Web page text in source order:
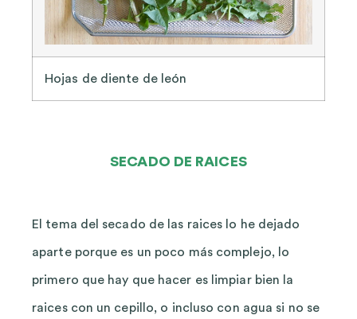
Hojas de diente de león
SECADO DE RAICES
El tema del secado de las raices lo he dejado
aparte porque es un poco más complejo, lo
primero que hay que hacer es limpiar bien la
raices con un cepillo, o incluso con agua si no se